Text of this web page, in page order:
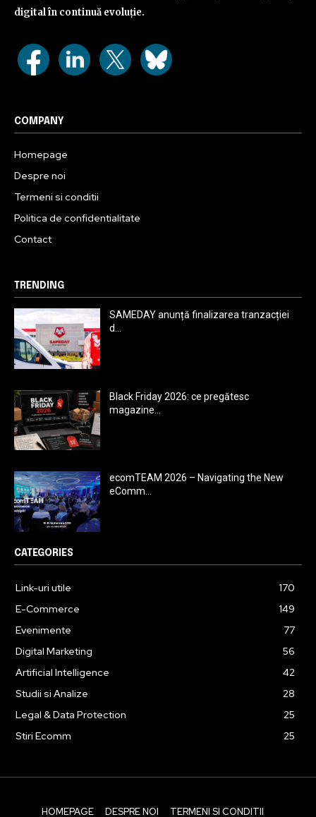
digital în continuă evoluție.
COMPANY
Homepage
Despre noi
Termeni si conditii
Politica de confidentialitate
Contact
TRENDING
SAMEDAY anunță finalizarea tranzacției
d...
Black Friday 2026: ce pregătesc
magazine...
ecomTEAM 2026 – Navigating the New
eComm...
CATEGORIES
Link-uri utile
170
E-Commerce
149
Evenimente
77
Digital Marketing
56
Artificial Intelligence
42
Studii si Analize
28
Legal & Data Protection
25
Stiri Ecomm
25
HOMEPAGE DESPRE NOI TERMENI SI CONDITII